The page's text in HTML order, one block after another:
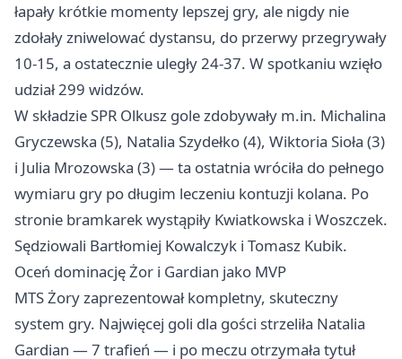
łapały krótkie momenty lepszej gry, ale nigdy nie
zdołały zniwelować dystansu, do przerwy przegrywały
10-15, a ostatecznie uległy 24-37. W spotkaniu wzięło
udział 299 widzów.
W składzie SPR Olkusz gole zdobywały m.in. Michalina
Gryczewska (5), Natalia Szydełko (4), Wiktoria Sioła (3)
i Julia Mrozowska (3) — ta ostatnia wróciła do pełnego
wymiaru gry po długim leczeniu kontuzji kolana. Po
stronie bramkarek wystąpiły Kwiatkowska i Woszczek.
Sędziowali Bartłomiej Kowalczyk i Tomasz Kubik.
Oceń dominację Żor i Gardian jako MVP
MTS Żory zaprezentował kompletny, skuteczny
system gry. Najwięcej goli dla gości strzeliła Natalia
Gardian — 7 trafień — i po meczu otrzymała tytuł